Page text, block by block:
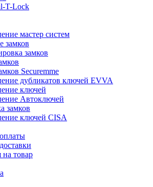
T-Lock
мастер систем
замков
замков
Securemme
дубликатов ключей EVVA
ключей
Автоключей
замков
ключей CISA
на товар